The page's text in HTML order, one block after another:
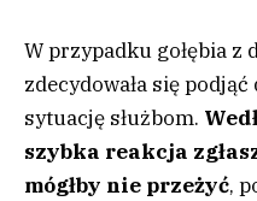
W przypadku gołębia z
zdecydowała się podjąć
sytuację służbom.
szybka reakcja
mógłby nie przeżyć,